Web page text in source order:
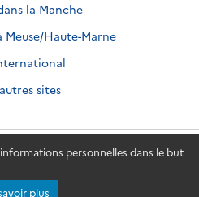
personnelles dans le but
plus
la Manche
Meuse/Haute-Marne
sites
Tous droits réservés.